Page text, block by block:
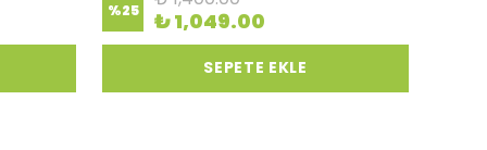
%25 ₺ 1,049.00
SEPETE EKLE